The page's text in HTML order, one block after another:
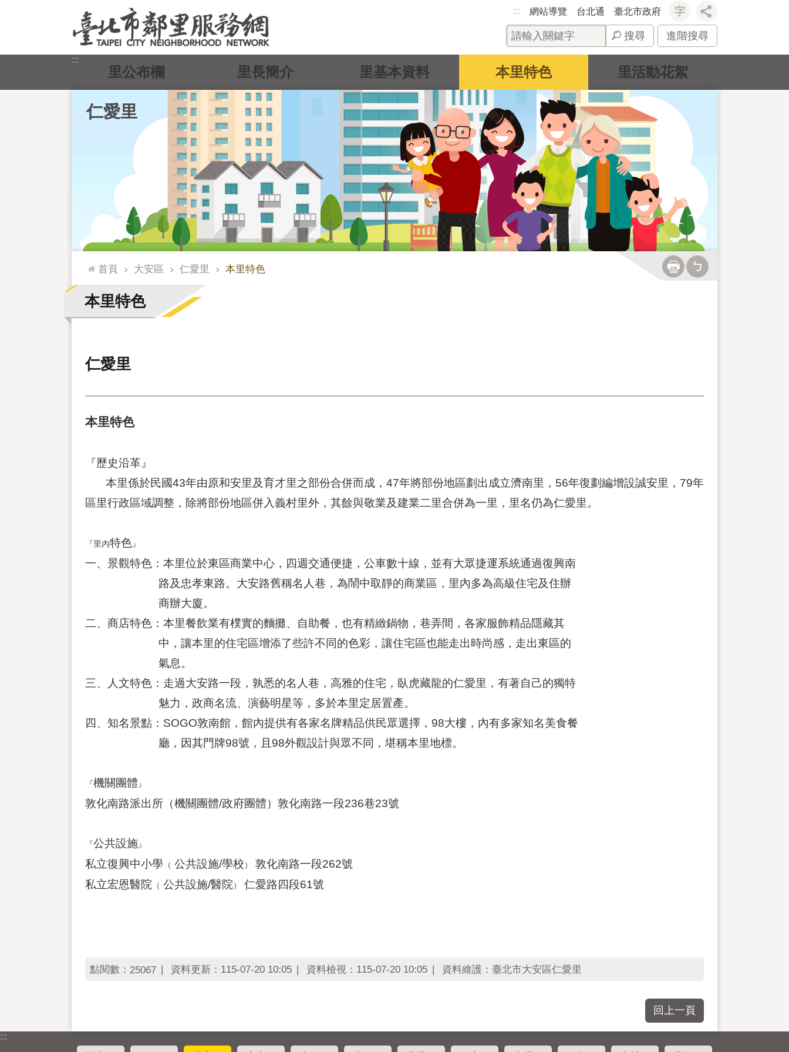
::: 網站導覽 台北通 臺北市政府
搜尋 進階搜尋
:::
仁愛里
里公布欄 里長簡介 里基本資料 本里特色 里活動花絮
::: 首頁 大安區 仁愛里 本里特色
本里特色
仁愛里
本里特色
『歷史沿革』
本里係於民國43年由原和安里及育才里之部份合併而成，47年將部份地區劃出成立濟南里，56年復劃編增設誠安里，79年
區里行政區域調整，除將部份地區併入義村里外，其餘與敬業及建業二里合併為一里，里名仍為仁愛里。
『里內特色』
一、景觀特色：本里位於東區商業中心，四週交通便捷，公車數十線，並有大眾捷運系統通過復興南
路及忠孝東路。大安路舊稱名人巷，為鬧中取靜的商業區，里內多為高級住宅及住辦
商辦大廈。
二、商店特色：本里餐飲業有樸實的麵攤、自助餐，也有精緻鍋物，巷弄間，各家服飾精品隱藏其
中，讓本里的住宅區增添了些許不同的色彩，讓住宅區也能走出時尚感，走出東區的
氣息。
三、人文特色：走過大安路一段，孰悉的名人巷，高雅的住宅，臥虎藏龍的仁愛里，有著自己的獨特
魅力，政商名流、演藝明星等，多於本里定居置產。
四、知名景點：SOGO敦南館，館內提供有各家名牌精品供民眾選擇，98大樓，內有多家知名美食餐
廳，因其門牌98號，且98外觀設計與眾不同，堪稱本里地標。
『機關團體 』
敦化南路派出所（機關團體/政府團體）敦化南路一段236巷23號
『公共設施』
私立復興中小學 （ 公共設施/學校）
敦化南路一段262號
私立宏恩醫院 （ 公共設施/醫院） 仁愛路四段61號
點閱數： 25067 資料更新：115-07-20 10:05 資料檢視：115-07-20 10:05 資料維護：臺北市大安區仁愛里
回上一頁
:::